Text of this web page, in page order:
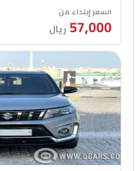
السعر إبتداء من
57,000 ريال